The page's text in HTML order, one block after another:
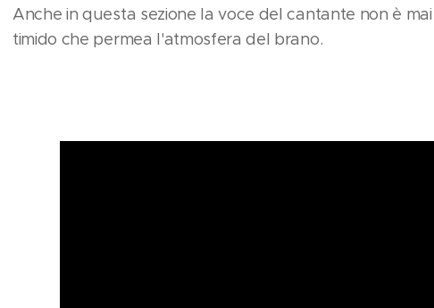
Anche in questa sezione la voce del cantante non è
timido che permea l'atmosfera del brano.